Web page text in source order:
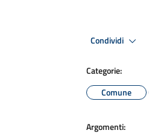
Condividi
Categorie:
Comune
Argomenti: